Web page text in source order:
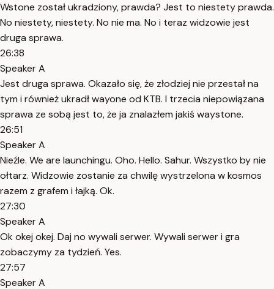
Wstone został ukradziony, prawda? Jest to niestety prawda.
No niestety, niestety. No nie ma. No i teraz widzowie jest
druga sprawa.
26:38
Speaker A
Jest druga sprawa. Okazało się, że złodziej nie przestał na
tym i również ukradł wayone od KTB. I trzecia niepowiązana
sprawa ze sobą jest to, że ja znalazłem jakiś waystone.
26:51
Speaker A
Nieźle. We are launchingu. Oho. Hello. Sahur. Wszystko by nie
ołtarz. Widzowie zostanie za chwilę wystrzelona w kosmos
razem z grafem i łajką. Ok.
27:30
Speaker A
Ok okej okej. Daj no wywali serwer. Wywali serwer i gra
zobaczymy za tydzień. Yes.
27:57
Speaker A